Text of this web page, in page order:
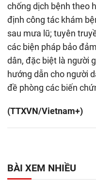
chống dịch bệnh theo
định công tác khám
sau mưa lũ; tuyên
các biện pháp bảo
dân, đặc biệt là người
hướng dẫn cho người
đề phòng các biến
(TTXVN/Vietnam+)
BÀI XEM NHIỀU